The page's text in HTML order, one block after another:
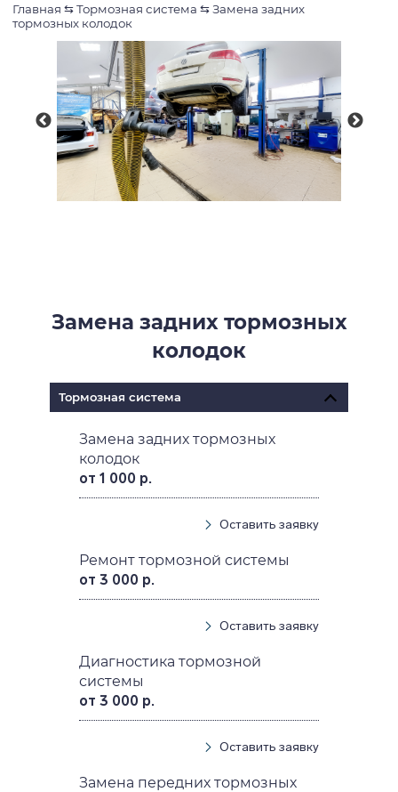
Главная ⇆ Тормозная система ⇆ Замена задних
тормозных колодок
Замена задних тормозных
колодок
Тормозная система
Замена задних тормозных
колодок
от 1 000 р.
Оставить заявку
Ремонт тормозной системы
от 3 000 р.
Оставить заявку
Диагностика тормозной
системы
от 3 000 р.
Оставить заявку
Замена передних тормозных